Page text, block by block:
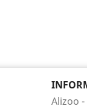
Alizoo